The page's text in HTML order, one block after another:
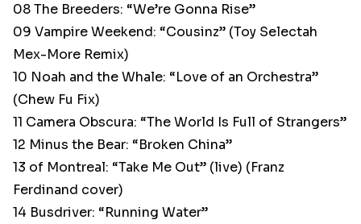
08 The Breeders: “We’re Gonna Rise”
09 Vampire Weekend: “Cousinz” (Toy Selectah
Mex-More Remix)
10 Noah and the Whale: “Love of an Orchestra”
(Chew Fu Fix)
11 Camera Obscura: “The World Is Full of Strangers”
12 Minus the Bear: “Broken China”
13 of Montreal: “Take Me Out” (live) (Franz
Ferdinand cover)
14 Busdriver: “Running Water”